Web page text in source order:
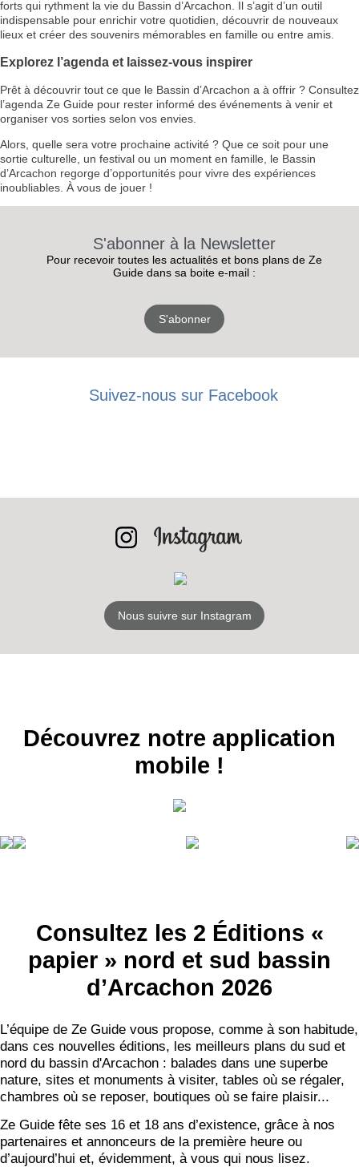
RECEVEZ
LES
forts qui rythment la vie du Bassin d’Arcachon. Il s’agit d’un outil
indispensable pour enrichir votre quotidien, découvrir de nouveaux
lieux et créer des souvenirs mémorables en famille ou entre amis.
Explorez l’agenda et laissez-vous inspirer
Prêt à découvrir tout ce que le Bassin d’Arcachon a à offrir ? Consultez
l’agenda Ze Guide pour rester informé des événements à venir et
organiser vos sorties selon vos envies.
Alors, quelle sera votre prochaine activité ? Que ce soit pour une
sortie culturelle, un festival ou un moment en famille, le Bassin
d’Arcachon regorge d’opportunités pour vivre des expériences
inoubliables. À vous de jouer !
S'abonner à la Newsletter
Pour recevoir toutes les actualités et bons plans de Ze
Guide dans sa boite e-mail :
S'abonner
Suivez-nous sur Facebook
Nous suivre sur Instagram
Découvrez notre application
mobile !
Consultez les 2 Éditions «
papier » nord et sud bassin
d’Arcachon 2026
L’équipe de Ze Guide vous propose, comme à son habitude,
dans ces nouvelles éditions, les meilleurs plans du sud et
nord du bassin d'Arcachon : balades dans une superbe
nature, sites et monuments à visiter, tables où se régaler,
chambres où se reposer, boutiques où se faire plaisir...
Ze Guide fête ses 16 et 18 ans d’existence, grâce à nos
partenaires et annonceurs de la première heure ou
d’aujourd’hui et, évidemment, à vous qui nous lisez.